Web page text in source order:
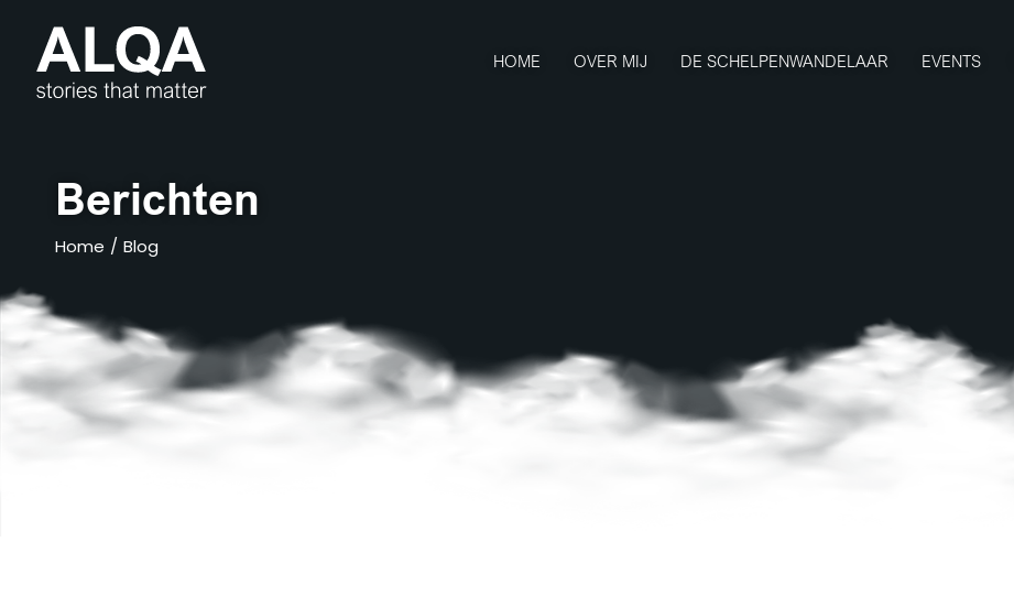
HOME OVER MIJ DE SCHELPENWANDELAAR EVENTS
Berichten
Home / Blog